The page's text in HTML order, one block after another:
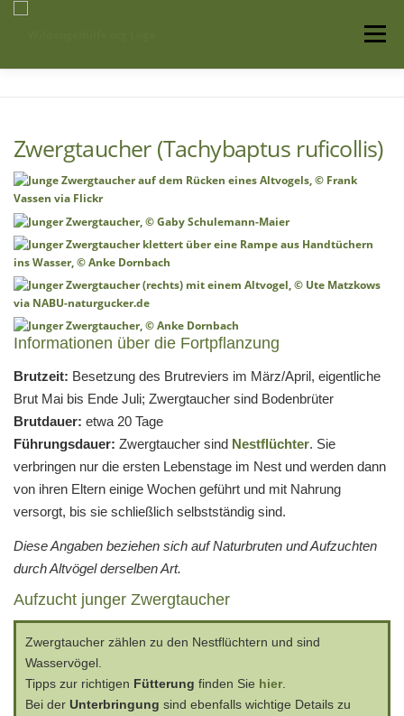
Menü
Zwergtaucher (Tachybaptus ruficollis)
Informationen über die Fortpflanzung
Brutzeit: Besetzung des Brutreviers im März/April, eigentliche
Brut Mai bis Ende Juli; Zwergtaucher sind Bodenbrüter
Brutdauer: etwa 20 Tage
Führungsdauer: Zwergtaucher sind Nestflüchter. Sie
verbringen nur die ersten Lebenstage im Nest und werden dann
von ihren Eltern einige Wochen geführt und mit Nahrung
versorgt, bis sie schließlich selbstständig sind.
Diese Angaben beziehen sich auf Naturbruten und Aufzuchten
durch Altvögel derselben Art.
Aufzucht junger Zwergtaucher
Zwergtaucher zählen zu den Nestflüchtern und sind
Wasservögel.
Tipps zur richtigen Fütterung finden Sie hier.
Bei der Unterbringung sind ebenfalls wichtige Details zu